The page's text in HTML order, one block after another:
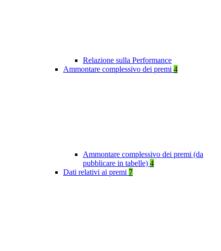
Relazione sulla Performance
Ammontare complessivo dei premi 4
Ammontare complessivo dei premi (da
pubblicare in tabelle) 4
Dati relativi ai premi 7